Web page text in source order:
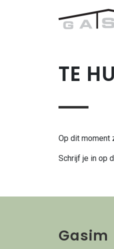
Main
TE
Op dit moment
Schrijf je in op
Gasim